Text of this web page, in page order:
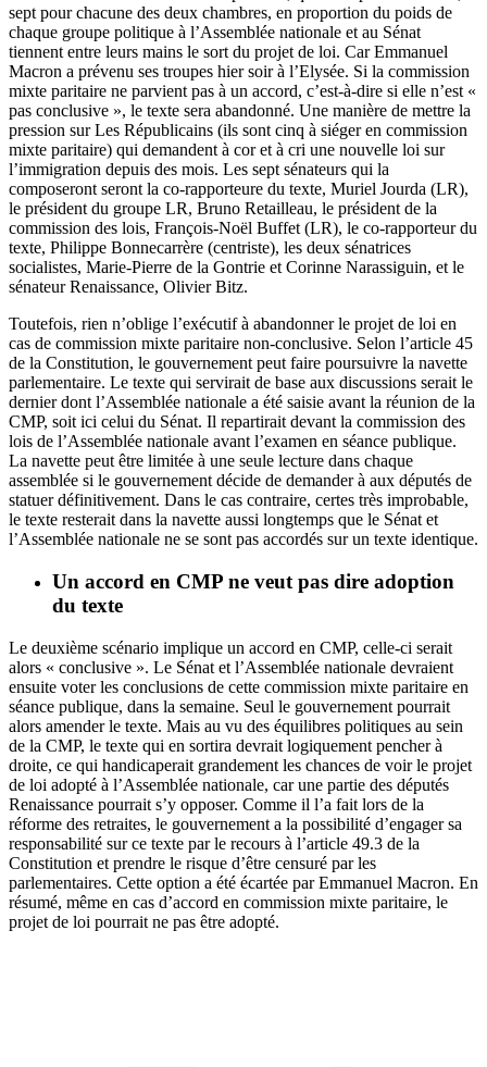
sept pour chacune des deux chambres, en proportion du poids de
chaque groupe politique à l’Assemblée nationale et au Sénat
tiennent entre leurs mains le sort du projet de loi. Car Emmanuel
Macron a prévenu ses troupes hier soir à l’Elysée. Si la commission
mixte paritaire ne parvient pas à un accord, c’est-à-dire si elle n’est «
pas conclusive », le texte sera abandonné. Une manière de mettre la
pression sur Les Républicains (ils sont cinq à siéger en commission
mixte paritaire) qui demandent à cor et à cri une nouvelle loi sur
l’immigration depuis des mois. Les sept sénateurs qui la
composeront seront la co-rapporteure du texte, Muriel Jourda (LR),
le président du groupe LR, Bruno Retailleau, le président de la
commission des lois, François-Noël Buffet (LR), le co-rapporteur du
texte, Philippe Bonnecarrère (centriste), les deux sénatrices
socialistes, Marie-Pierre de la Gontrie et Corinne Narassiguin, et le
sénateur Renaissance, Olivier Bitz.
Toutefois, rien n’oblige l’exécutif à abandonner le projet de loi en
cas de commission mixte paritaire non-conclusive. Selon l’article 45
de la Constitution, le gouvernement peut faire poursuivre la navette
parlementaire. Le texte qui servirait de base aux discussions serait le
dernier dont l’Assemblée nationale a été saisie avant la réunion de la
CMP, soit ici celui du Sénat. Il repartirait devant la commission des
lois de l’Assemblée nationale avant l’examen en séance publique.
La navette peut être limitée à une seule lecture dans chaque
assemblée si le gouvernement décide de demander à aux députés de
statuer définitivement. Dans le cas contraire, certes très improbable,
le texte resterait dans la navette aussi longtemps que le Sénat et
l’Assemblée nationale ne se sont pas accordés sur un texte identique.
Un accord en CMP ne veut pas dire adoption
du texte
Le deuxième scénario implique un accord en CMP, celle-ci serait
alors « conclusive ». Le Sénat et l’Assemblée nationale devraient
ensuite voter les conclusions de cette commission mixte paritaire en
séance publique, dans la semaine. Seul le gouvernement pourrait
alors amender le texte. Mais au vu des équilibres politiques au sein
de la CMP, le texte qui en sortira devrait logiquement pencher à
droite, ce qui handicaperait grandement les chances de voir le projet
de loi adopté à l’Assemblée nationale, car une partie des députés
Renaissance pourrait s’y opposer. Comme il l’a fait lors de la
réforme des retraites, le gouvernement a la possibilité d’engager sa
responsabilité sur ce texte par le recours à l’article 49.3 de la
Constitution et prendre le risque d’être censuré par les
parlementaires. Cette option a été écartée par Emmanuel Macron. En
résumé, même en cas d’accord en commission mixte paritaire, le
projet de loi pourrait ne pas être adopté.